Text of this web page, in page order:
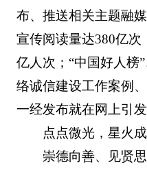
布、推送相关主题融
宣传阅读量达380亿次
亿人次；“中国好人榜
络诚信建设工作案例
一经发布就在网上引发
点点微光，星火成
崇德向善、见贤